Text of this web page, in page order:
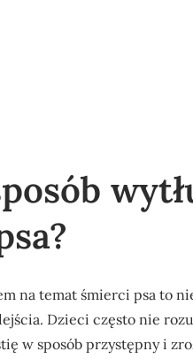
na temat śmierci psa to
Dzieci często nie
w sposób przystępny i